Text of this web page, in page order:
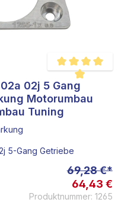
Durchschnittliche
02j 5 Gang
Motorumbau
Tuning
5-Gang Getriebe
69,28 €*
64,43 €
Produktnummer: 1265